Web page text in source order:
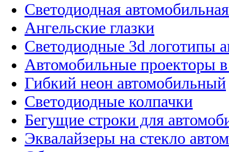
Светодиодная
Ангельские глазки
Светодиодные 3d логотипы
Автомобильные проекторы
Гибкий неон автомобильный
Светодиодные колпачки
Бегущие строки для
Эквалайзеры на стекло